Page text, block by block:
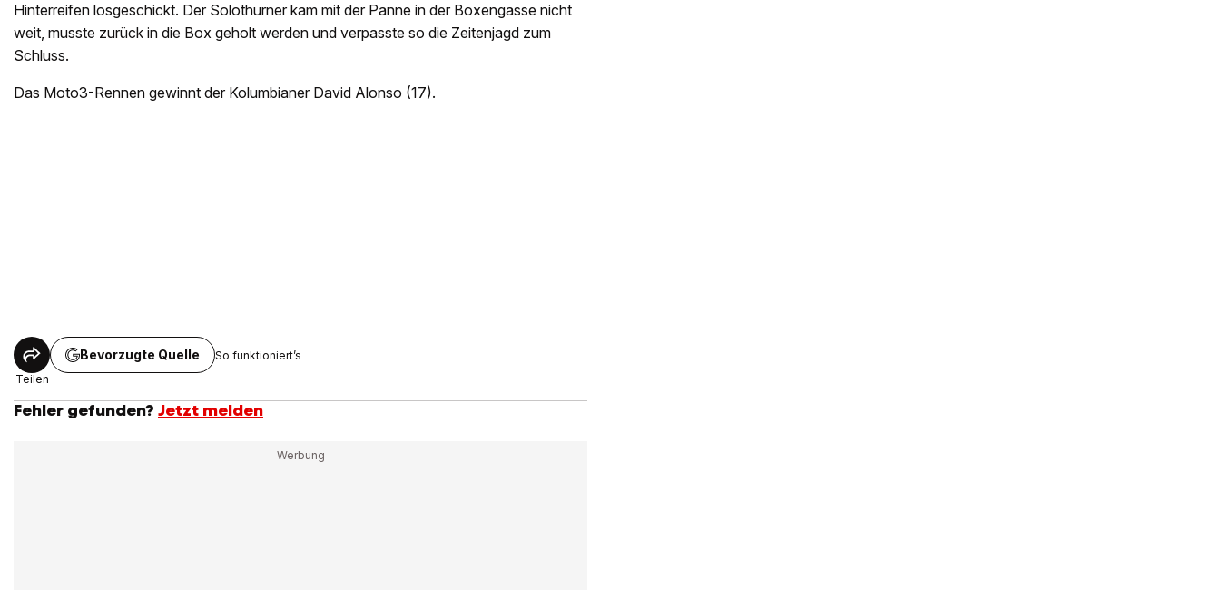
Hinterreifen losgeschickt. Der Solothurner kam mit der Panne in der Boxengasse nicht
weit, musste zurück in die Box geholt werden und verpasste so die Zeitenjagd zum
Schluss.
Das Moto3-Rennen gewinnt der Kolumbianer David Alonso (17).
Teilen
Bevorzugte Quelle So funktioniert’s
Fehler gefunden? Jetzt melden